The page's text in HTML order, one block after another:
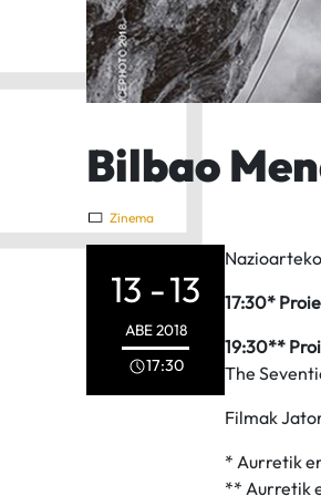
Bilbao
Zinema
13 -13
ABE2018
17:30
17:30*
19:30**
The
Filmak
* Aurretik
** Aurretik